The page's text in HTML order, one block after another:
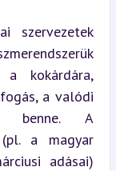
szervezetek
a kokárdára,
a valódi
benne. A
a magyar
adásai)